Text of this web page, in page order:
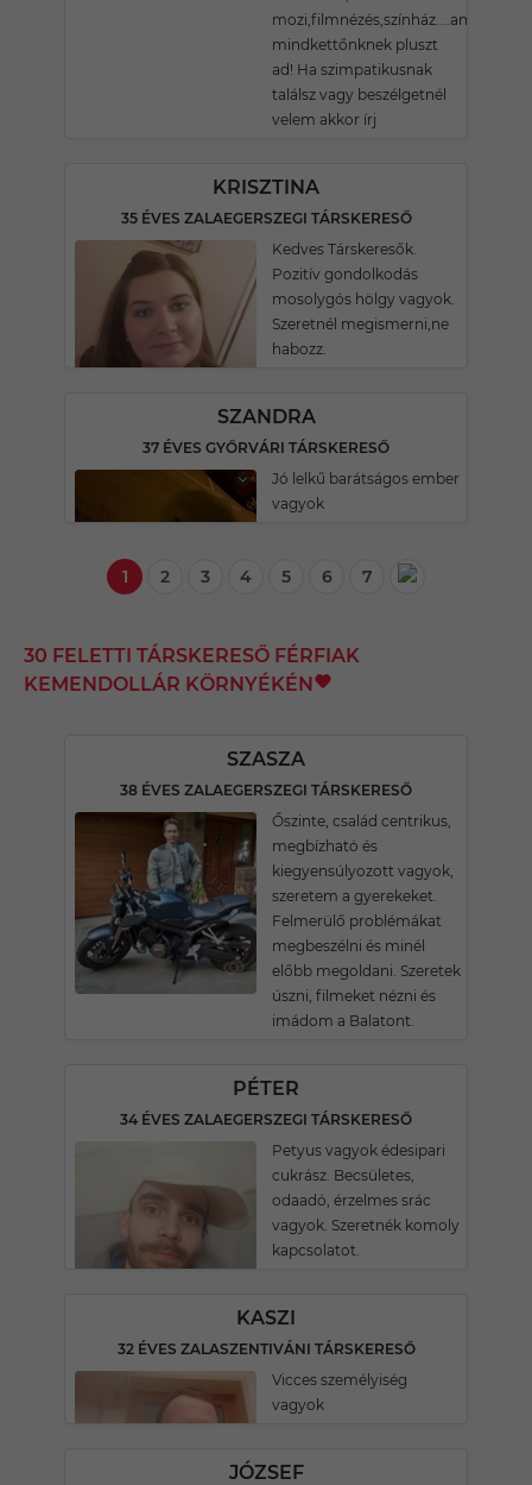
mozi,filmnézés,színház....ami
mindkettőnknek pluszt
ad! Ha szimpatikusnak
találsz vagy beszélgetnél
velem akkor írj
KRISZTINA
35 ÉVES ZALAEGERSZEGI TÁRSKERESŐ
Kedves Társkeresők.
Pozitív gondolkodás
mosolygós hölgy vagyok.
Szeretnél megismerni,ne
habozz.
SZANDRA
37 ÉVES GYŐRVÁRI TÁRSKERESŐ
Jó lelkű barátságos ember
vagyok
1 2 3 4 5 6 7
30 FELETTI TÁRSKERESŐ FÉRFIAK
KEMENDOLLÁR KÖRNYÉKÉN
SZASZA
38 ÉVES ZALAEGERSZEGI TÁRSKERESŐ
Őszinte, család centrikus,
megbízható és
kiegyensúlyozott vagyok,
szeretem a gyerekeket.
Felmerülő problémákat
megbeszélni és minél
előbb megoldani. Szeretek
úszni, filmeket nézni és
imádom a Balatont.
PÉTER
34 ÉVES ZALAEGERSZEGI TÁRSKERESŐ
Petyus vagyok édesipari
cukrász. Becsületes,
odaadó, érzelmes srác
vagyok. Szeretnék komoly
kapcsolatot.
KASZI
32 ÉVES ZALASZENTIVÁNI TÁRSKERESŐ
Vicces személyiség
vagyok
JÓZSEF